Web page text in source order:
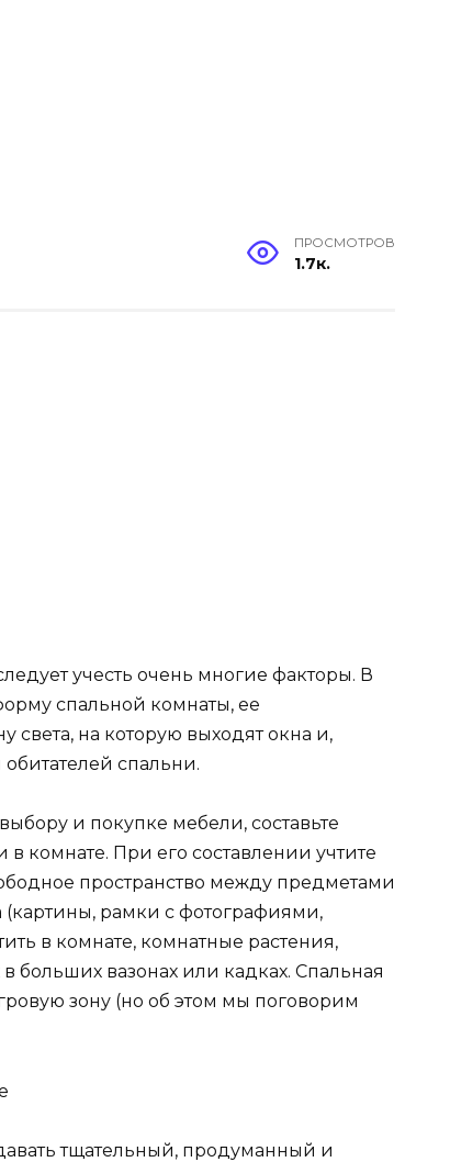
ПРОСМОТРОВ
1.7к.
учесть очень многие факторы. В
спальной комнаты, ее
света, на которую выходят окна и,
спальни.
и покупке мебели, составьте
комнате. При его составлении учтите
пространство между предметами
(картины, рамки с фотографиями,
в комнате, комнатные растения,
больших вазонах или кадках. Спальная
зону (но об этом мы поговорим
тщательный, продуманный и